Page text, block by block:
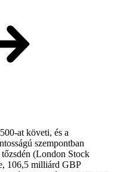
at követi, és a
szempontban
(London Stock
106,5 milliárd GBP